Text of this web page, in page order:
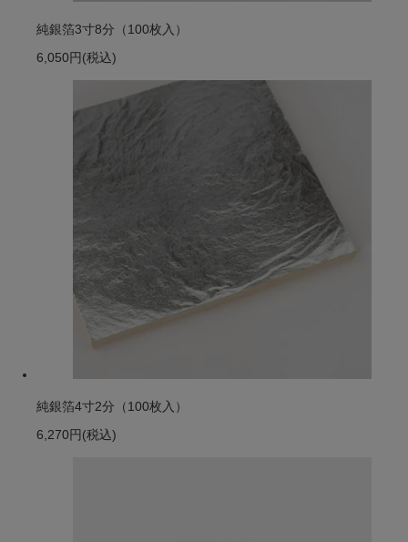
純銀箔3寸8分（100枚入）
6,050円 (税込)
純銀箔4寸2分（100枚入）
6,270円 (税込)